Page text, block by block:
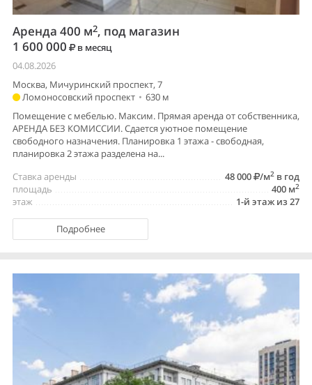
Аренда 400 м2, под магазин
1 600 000
в месяц
04.08.2026
Москва, Мичуринский проспект, 7
Ломоносовский проспект • 630 м
Помещение с мебелью. Максим. Прямая аренда от собственника,
АРЕНДА БЕЗ КОМИССИИ. Сдается уютное помещение
свободного назначения. Планировка 1 этажа - свободная,
планировка 2 этажа разделена на...
48 000
/м2 в год
Ставка аренды
400 м2
площадь
1-й этаж из 27
этаж
Подробнее